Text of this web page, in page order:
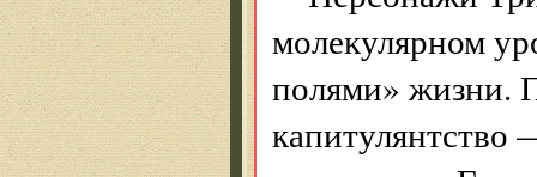
молекулярном
полями» жизни.
капитулянтство